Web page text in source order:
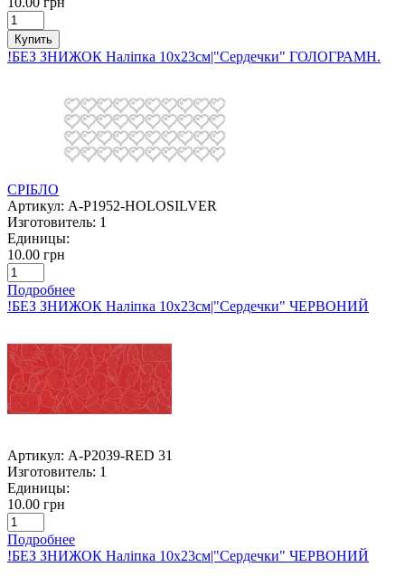
Купить
!БЕЗ ЗНИЖОК Наліпка 10х23см|"Сердечки" ГОЛОГРАМН.
СРІБЛО
Артикул: A-P1952-HOLOSILVER
Изготовитель: 1
Единицы:
10.00 грн
Подробнее
!БЕЗ ЗНИЖОК Наліпка 10х23см|"Сердечки" ЧЕРВОНИЙ
Артикул: A-P2039-RED 31
Изготовитель: 1
Единицы:
10.00 грн
Подробнее
!БЕЗ ЗНИЖОК Наліпка 10х23см|"Сердечки" ЧЕРВОНИЙ